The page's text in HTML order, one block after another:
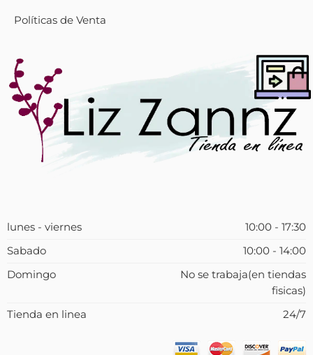
Políticas de Venta
lunes - viernes
10:00 - 17:30
Sabado
10:00 - 14:00
Domingo
No se trabaja(en tiendas
fisicas)
Tienda en linea
24/7